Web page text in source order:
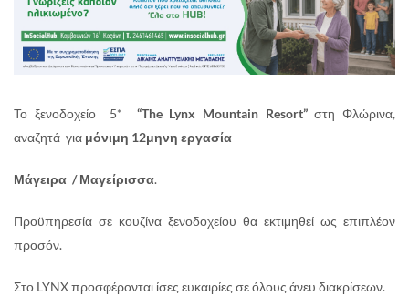
Το ξενοδοχείο 5* “TheLynx MountainResort”στη Φλώρινα,
αναζητά για μόνιμη 12μηνη εργασία
Μάγειρα / Μαγείρισσα.
Προϋπηρεσία σε κουζίνα ξενοδοχείου θα εκτιμηθεί ως επιπλέον
προσόν.
Στο LYNXπροσφέρονται ίσες ευκαιρίες σε όλους άνευ διακρίσεων.